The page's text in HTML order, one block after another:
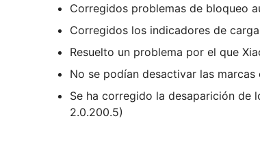
Corregidos problemas de bloqueo
Corregidos los indicadores de
Resuelto un problema por el que
No se podían desactivar las
Se ha corregido la desaparición de
2.0.200.5)